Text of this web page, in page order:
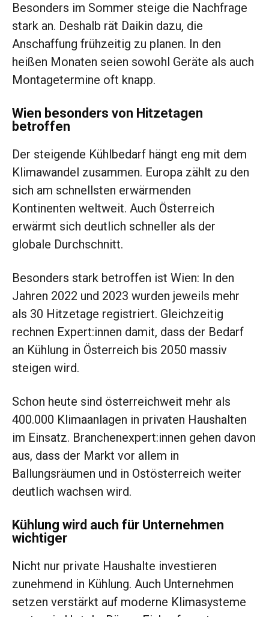
Besonders im Sommer steige die Nachfrage
stark an. Deshalb rät Daikin dazu, die
Anschaffung frühzeitig zu planen. In den
heißen Monaten seien sowohl Geräte als auch
Montagetermine oft knapp.
Wien besonders von Hitzetagen
betroffen
Der steigende Kühlbedarf hängt eng mit dem
Klimawandel zusammen. Europa zählt zu den
sich am schnellsten erwärmenden
Kontinenten weltweit. Auch Österreich
erwärmt sich deutlich schneller als der
globale Durchschnitt.
Besonders stark betroffen ist Wien: In den
Jahren 2022 und 2023 wurden jeweils mehr
als 30 Hitzetage registriert. Gleichzeitig
rechnen Expert:innen damit, dass der Bedarf
an Kühlung in Österreich bis 2050 massiv
steigen wird.
Schon heute sind österreichweit mehr als
400.000 Klimaanlagen in privaten Haushalten
im Einsatz. Branchenexpert:innen gehen davon
aus, dass der Markt vor allem in
Ballungsräumen und in Ostösterreich weiter
deutlich wachsen wird.
Kühlung wird auch für Unternehmen
wichtiger
Nicht nur private Haushalte investieren
zunehmend in Kühlung. Auch Unternehmen
setzen verstärkt auf moderne Klimasysteme